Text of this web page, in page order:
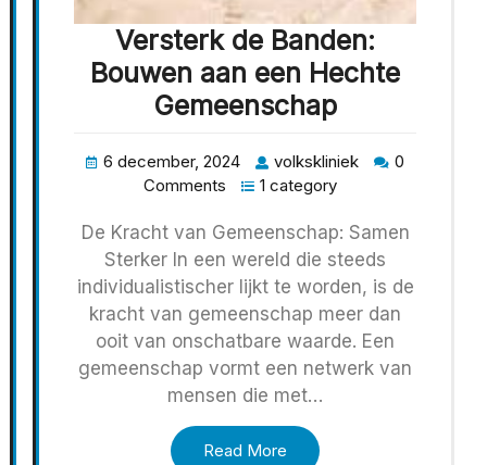
Versterk de Banden:
Bouwen aan een Hechte
Gemeenschap
6 december, 2024 volkskliniek
0
Comments
1 category
De Kracht van Gemeenschap: Samen
Sterker In een wereld die steeds
individualistischer lijkt te worden, is de
kracht van gemeenschap meer dan
ooit van onschatbare waarde. Een
gemeenschap vormt een netwerk van
mensen die met…
Read More